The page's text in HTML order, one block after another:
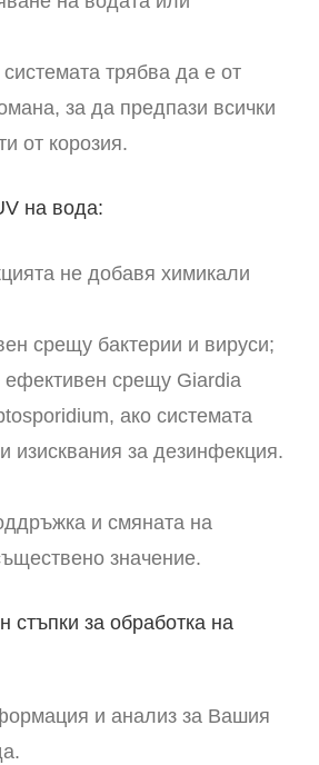
трябва да е от
за да предпази всички
от корозия.
на вода:
не добавя химикали
срещу бактерии и вируси;
срещу Giardia
ако системата
изисквания за дезинфекция.
и смяната на
значение.
стъпки за обработка на
и анализ за Вашия